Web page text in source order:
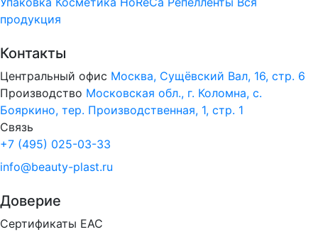
продукция
Контакты
Центральный офис Москва, Сущёвский Вал, 16, стр. 6
Производство Московская обл., г. Коломна, с.
Бояркино, тер. Производственная, 1, стр. 1
Связь
+7 (495) 025-03-33
info@beauty-plast.ru
Доверие
Сертификаты ЕАС